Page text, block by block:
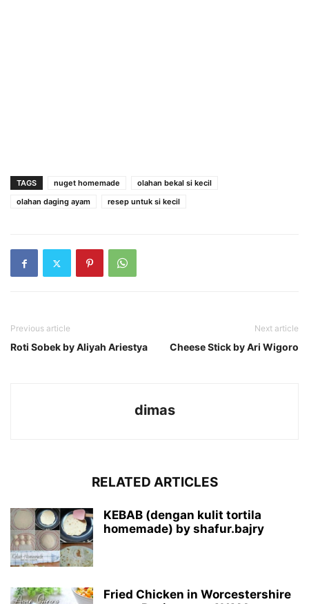
TAGS nuget homemade
olahan bekal si kecil
olahan daging ayam
resep untuk si kecil
Previous article
Roti Sobek by Aliyah Ariestya
Next article
Cheese Stick by Ari Wigoro
dimas
RELATED ARTICLES
KEBAB (dengan kulit tortila
homemade) by shafur.bajry
Fried Chicken in Worcestershire